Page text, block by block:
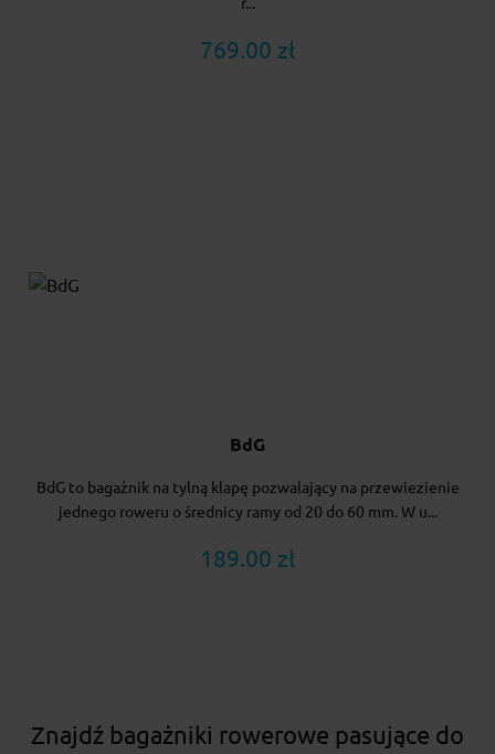
r...
769.00 zł
BdG
BdG to bagażnik na tylną klapę pozwalający na przewiezienie
jednego roweru o średnicy ramy od 20 do 60 mm. W u...
189.00 zł
Znajdź bagażniki rowerowe pasujące do